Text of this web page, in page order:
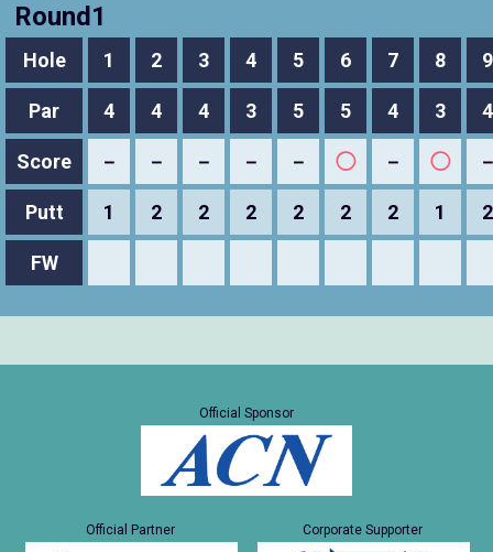
Round1
Hole 1 2 3 4 5 6 7 8 9
Par 4 4 4 3 5 5 4 3 4
Score － － － － － ◯ － ◯
Putt 1 2 2 2 2 2 2 1 2
FW
Official Sponsor
Official Partner Corporate Supporter